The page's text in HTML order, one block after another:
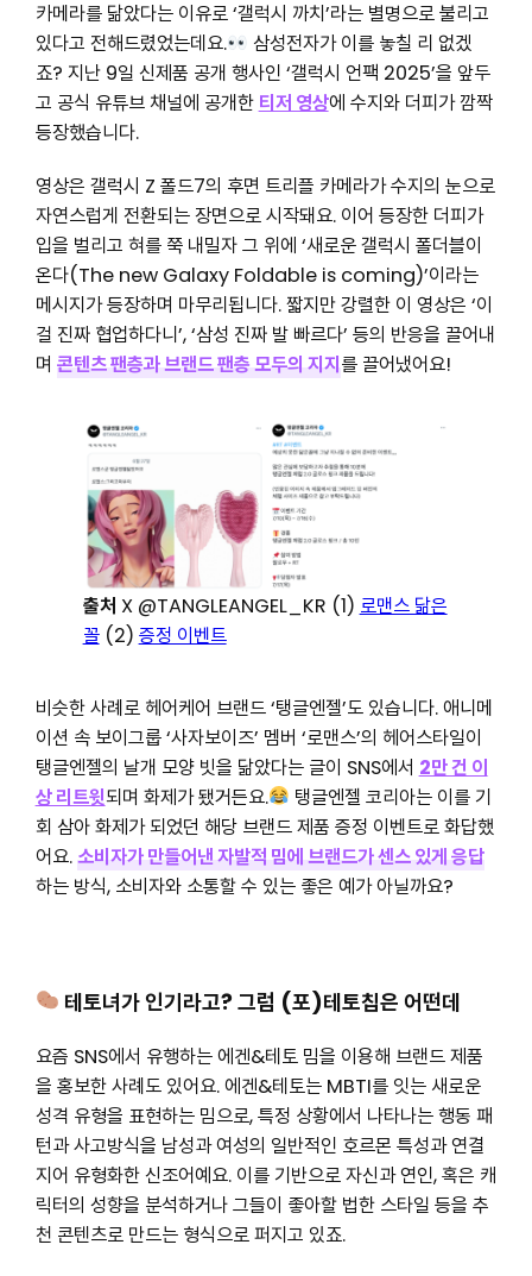
카메라를 닮았다는 이유로 ‘갤럭시 까치’라는 별명으로 불리고
있다고 전해드렸었는데요.
삼성전자가 이를 놓칠 리 없겠
죠? 지난 9일 신제품 공개 행사인 ‘갤럭시 언팩 2025’을 앞두
고 공식 유튜브 채널에 공개한 티저 영상에 수지와 더피가 깜짝
등장했습니다.
영상은 갤럭시 Z 폴드7의 후면 트리플 카메라가 수지의 눈으로
자연스럽게 전환되는 장면으로 시작돼요. 이어 등장한 더피가
입을 벌리고 혀를 쭉 내밀자 그 위에 ‘새로운 갤럭시 폴더블이
온다(The new Galaxy Foldable is coming)’이라는
메시지가 등장하며 마무리됩니다. 짧지만 강렬한 이 영상은 ‘이
걸 진짜 협업하다니’, ‘삼성 진짜 발 빠르다’ 등의 반응을 끌어내
며 콘텐츠 팬층과 브랜드 팬층 모두의 지지를 끌어냈어요!
출처 X @TANGLEANGEL_KR (1) 로맨스 닮은
꼴(2) 증정 이벤트
비슷한 사례로 헤어케어 브랜드 ‘탱글엔젤’도 있습니다. 애니메
이션 속 보이그룹 ‘사자보이즈’ 멤버 ‘로맨스’의 헤어스타일이
탱글엔젤의 날개 모양 빗을 닮았다는 글이 SNS에서 2만 건 이
상 리트윗되며 화제가 됐거든요.
탱글엔젤 코리아는 이를 기
회 삼아 화제가 되었던 해당 브랜드 제품 증정 이벤트로 화답했
어요.소비자가 만들어낸 자발적 밈에 브랜드가 센스 있게 응답
하는 방식, 소비자와 소통할 수 있는 좋은 예가 아닐까요?
테토녀가 인기라고? 그럼 (포)테토칩은 어떤데
요즘 SNS에서 유행하는 에겐&테토 밈을 이용해 브랜드 제품
을 홍보한 사례도 있어요. 에겐&테토는 MBTI를 잇는 새로운
성격 유형을 표현하는 밈으로, 특정 상황에서 나타나는 행동 패
턴과 사고방식을 남성과 여성의 일반적인 호르몬 특성과 연결
지어 유형화한 신조어예요. 이를 기반으로 자신과 연인, 혹은 캐
릭터의 성향을 분석하거나 그들이 좋아할 법한 스타일 등을 추
천 콘텐츠로 만드는 형식으로 퍼지고 있죠.